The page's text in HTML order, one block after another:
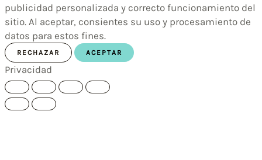
publicidad personalizada y correcto funcionamiento del
sitio. Al aceptar, consientes su uso y procesamiento de
datos para estos fines.
RECHAZAR ACEPTAR
Privacidad